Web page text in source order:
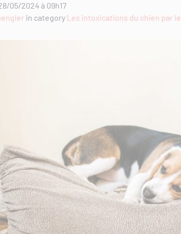
05/2024 à 09h17
in category Les intoxications du chien par